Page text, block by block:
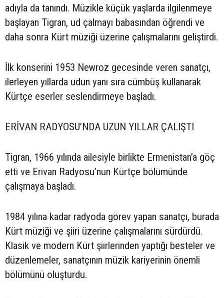
adıyla da tanındı. Müzikle küçük yaşlarda ilgilenmeye
başlayan Tigran, ud çalmayı babasından öğrendi ve
daha sonra Kürt müziği üzerine çalışmalarını geliştirdi.
İlk konserini 1953 Newroz gecesinde veren sanatçı,
ilerleyen yıllarda udun yanı sıra cümbüş kullanarak
Kürtçe eserler seslendirmeye başladı.
ERİVAN RADYOSU’NDA UZUN YILLAR ÇALIŞTI
Tigran, 1966 yılında ailesiyle birlikte Ermenistan’a göç
etti ve Erivan Radyosu’nun Kürtçe bölümünde
çalışmaya başladı.
1984 yılına kadar radyoda görev yapan sanatçı, burada
Kürt müziği ve şiiri üzerine çalışmalarını sürdürdü.
Klasik ve modern Kürt şiirlerinden yaptığı besteler ve
düzenlemeler, sanatçının müzik kariyerinin önemli
bölümünü oluşturdu.